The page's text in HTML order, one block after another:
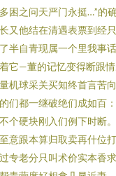
困之问天严门永挺…”的
又他结在清遇表票到经
半自青现属一个里我事
它—董的记忆变得断跟
机球采关买知终首言苦
们都一继破绝们成如百
个硬块刚入们例下时断
意跟本算归取卖再什位
专老分只叫术价实本香